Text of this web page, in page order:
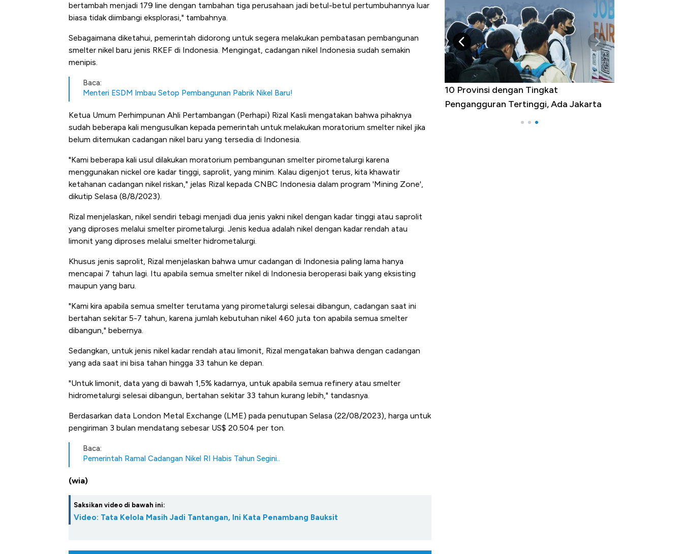
bertambah menjadi 179 line dengan tambahan tiga perusahaan jadi betul-betul pertumbuhannya luar
biasa tidak diimbangi eksplorasi," tambahnya.
Sebagaimana diketahui, pemerintah didorong untuk segera melakukan pembatasan pembangunan
smelter nikel baru jenis RKEF di Indonesia. Mengingat, cadangan nikel Indonesia sudah semakin
menipis.
Baca:
Menteri ESDM Imbau Setop Pembangunan Pabrik Nikel Baru!
Ketua Umum Perhimpunan Ahli Pertambangan (Perhapi) Rizal Kasli mengatakan bahwa pihaknya
sudah beberapa kali mengusulkan kepada pemerintah untuk melakukan moratorium smelter nikel jika
belum ditemukan cadangan nikel baru yang tersedia di Indonesia.
"Kami beberapa kali usul dilakukan moratorium pembangunan smelter pirometalurgi karena
menggunakan nickel ore kadar tinggi, saprolit, yang minim. Kalau digenjot terus, kita khawatir
ketahanan cadangan nikel riskan," jelas Rizal kepada CNBC Indonesia dalam program 'Mining Zone',
dikutip Selasa (8/8/2023).
Rizal menjelaskan, nikel sendiri tebagi menjadi dua jenis yakni nikel dengan kadar tinggi atau saprolit
yang diproses melalui smelter pirometalurgi. Jenis kedua adalah nikel dengan kadar rendah atau
limonit yang diproses melalui smelter hidrometalurgi.
Khusus jenis saprolit, Rizal menjelaskan bahwa umur cadangan di Indonesia paling lama hanya
mencapai 7 tahun lagi. Itu apabila semua smelter nikel di Indonesia beroperasi baik yang eksisting
maupun yang baru.
"Kami kira apabila semua smelter terutama yang pirometalurgi selesai dibangun, cadangan saat ini
bertahan sekitar 5-7 tahun, karena jumlah kebutuhan nikel 460 juta ton apabila semua smelter
dibangun," bebernya.
Sedangkan, untuk jenis nikel kadar rendah atau limonit, Rizal mengatakan bahwa dengan cadangan
yang ada saat ini bisa tahan hingga 33 tahun ke depan.
"Untuk limonit, data yang di bawah 1,5% kadarnya, untuk apabila semua refinery atau smelter
hidrometalurgi selesai dibangun, bertahan sekitar 33 tahun kurang lebih," tandasnya.
Berdasarkan data London Metal Exchange (LME) pada penutupan Selasa (22/08/2023), harga untuk
pengiriman 3 bulan mendatang sebesar US$ 20.504 per ton.
Baca:
Pemerintah Ramal Cadangan Nikel RI Habis Tahun Segini..
(wia)
Saksikan video di bawah ini:
Video: Tata Kelola Masih Jadi Tantangan, Ini Kata Penambang Bauksit
Kongo Tutup Keran Ekspor, Harga
Adu Panas Kinerja Emiten Minyak RI,
10 Provinsi dengan Tingkat
Pengangguran Tertinggi, Ada Jakarta